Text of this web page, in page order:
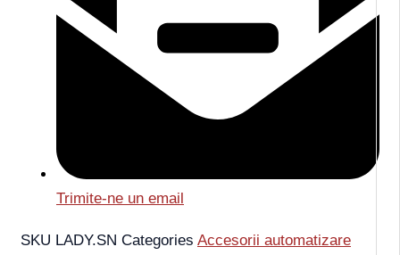
Trimite-ne un email
SKU LADY.SN Categories Accesorii automatizare